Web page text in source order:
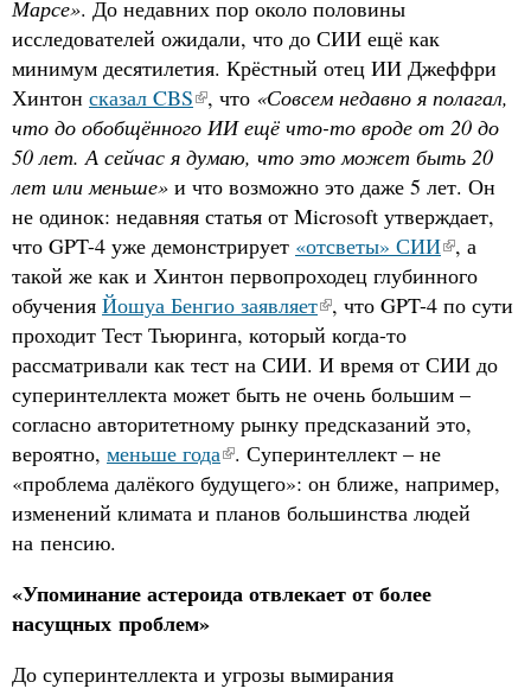
Марсе». До недавних пор около половины
исследователей ожидали, что до СИИ ещё как
минимум десятилетия. Крёстный отец ИИ Джеффри
Хинтон сказал CBS , что «Совсем недавно я полагал,
что до обобщённого ИИ ещё что-то вроде от 20 до
50 лет. А сейчас я думаю, что это может быть 20
лет или меньше» и что возможно это даже 5 лет. Он
не одинок: недавняя статья от Microsoft утверждает,
что GPT-4 уже демонстрирует «отсветы» СИИ , а
такой же как и Хинтон первопроходец глубинного
обучения Йошуа Бенгио заявляет , что GPT-4 по сути
проходит Тест Тьюринга, который когда-то
рассматривали как тест на СИИ. И время от СИИ до
суперинтеллекта может быть не очень большим –
согласно авторитетному рынку предсказаний это,
вероятно, меньше года . Суперинтеллект – не
«проблема далёкого будущего»: он ближе, например,
изменений климата и планов большинства людей
на пенсию.
«Упоминание астероида отвлекает от более
насущных проблем»
До суперинтеллекта и угрозы вымирания